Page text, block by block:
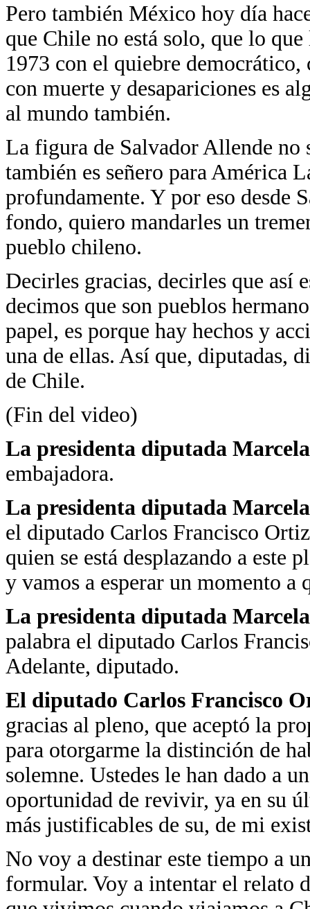
Pero también México hoy día
que Chile no está solo, que lo
1973 con el quiebre
con muerte y desapariciones es
al mundo también.
La figura de Salvador Allende no
también es señero para América
profundamente. Y por eso desde
fondo, quiero mandarles un
pueblo chileno.
Decirles gracias, decirles que así
decimos que son pueblos
papel, es porque hay hechos y
una de ellas. Así que, diputadas,
de Chile.
(Fin del video)
La presidenta diputada
embajadora.
La presidenta diputada
el diputado Carlos Francisco
quien se está desplazando a este
y vamos a esperar un momento a
La presidenta diputada
palabra el diputado Carlos
Adelante, diputado.
El diputado Carlos Francisco
gracias al pleno, que aceptó la
para otorgarme la distinción de
solemne. Ustedes le han dado a
oportunidad de revivir, ya en su
más justificables de su, de mi
No voy a destinar este tiempo a
formular. Voy a intentar el relato